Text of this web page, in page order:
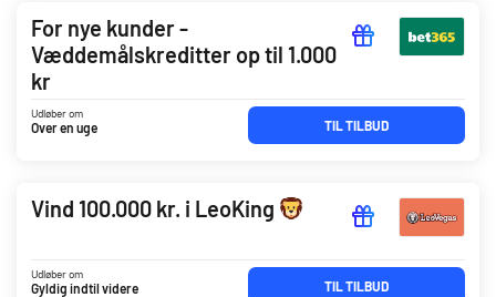
For nye kunder -
Væddemålskreditter op til 1.000
kr
Udløber om
Over en uge TIL TILBUD
Vind 100.000 kr. i LeoKing
Udløber om
Gyldig indtil videre TIL TILBUD